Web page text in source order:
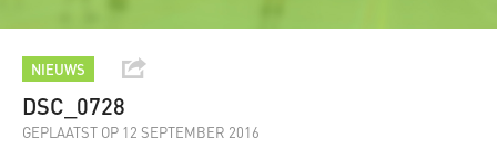
NIEUWS
DSC_0728
GEPLAATST OP 12 SEPTEMBER 2016